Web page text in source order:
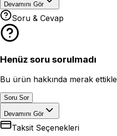
Devamını Gör
Soru & Cevap
Henüz soru sorulmadı
Bu ürün hakkında merak
Soru Sor
Devamını Gör
Taksit Seçenekleri